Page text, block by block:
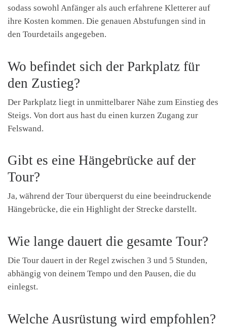
sodass sowohl Anfänger als auch erfahrene Kletterer auf
ihre Kosten kommen. Die genauen Abstufungen sind in
den Tourdetails angegeben.
Wo befindet sich der Parkplatz für
den Zustieg?
Der Parkplatz liegt in unmittelbarer Nähe zum Einstieg des
Steigs. Von dort aus hast du einen kurzen Zugang zur
Felswand.
Gibt es eine Hängebrücke auf der
Tour?
Ja, während der Tour überquerst du eine beeindruckende
Hängebrücke, die ein Highlight der Strecke darstellt.
Wie lange dauert die gesamte Tour?
Die Tour dauert in der Regel zwischen 3 und 5 Stunden,
abhängig von deinem Tempo und den Pausen, die du
einlegst.
Welche Ausrüstung wird empfohlen?